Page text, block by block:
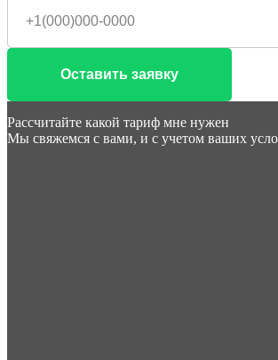
Оставить заявку
Рассчитайте какой тариф мне нужен
Мы свяжемся с вами, и с учетом ваших